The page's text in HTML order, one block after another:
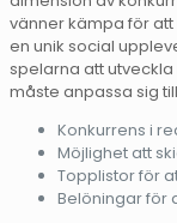
vänner kämpa för
en unik social
spelarna att
måste anpassa sig
Konkurrens i
Möjlighet att
Topplistor för
Belöningar för